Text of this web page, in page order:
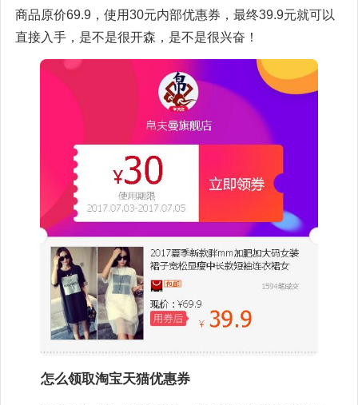
商品原价69.9，使用30元内部优惠券，最终39.9元就可以
直接入手，是不是很开森，是不是很兴奋！
怎么领取淘宝天猫优惠券